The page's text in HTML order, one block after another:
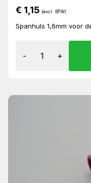
€ 1,15 (excl. BTW)
Spanhuls 1,6mm voor
- +